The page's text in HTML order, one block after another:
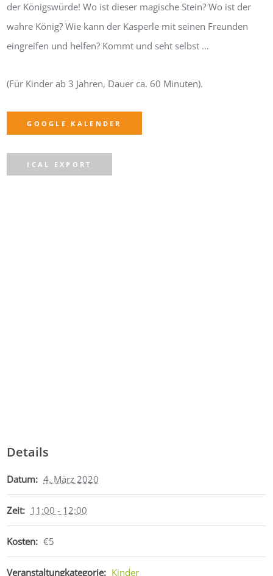
der Königswürde! Wo ist dieser magische Stein? Wo ist der
wahre König? Wie kann der Kasperle mit seinen Freunden
eingreifen und helfen? Kommt und seht selbst …
(Für Kinder ab 3 Jahren, Dauer ca. 60 Minuten).
GOOGLE KALENDER
ICAL EXPORT
Details
Datum: 4. März 2020
Zeit: 11:00 - 12:00
Kosten: €5
Veranstaltungkategorie: Kinder